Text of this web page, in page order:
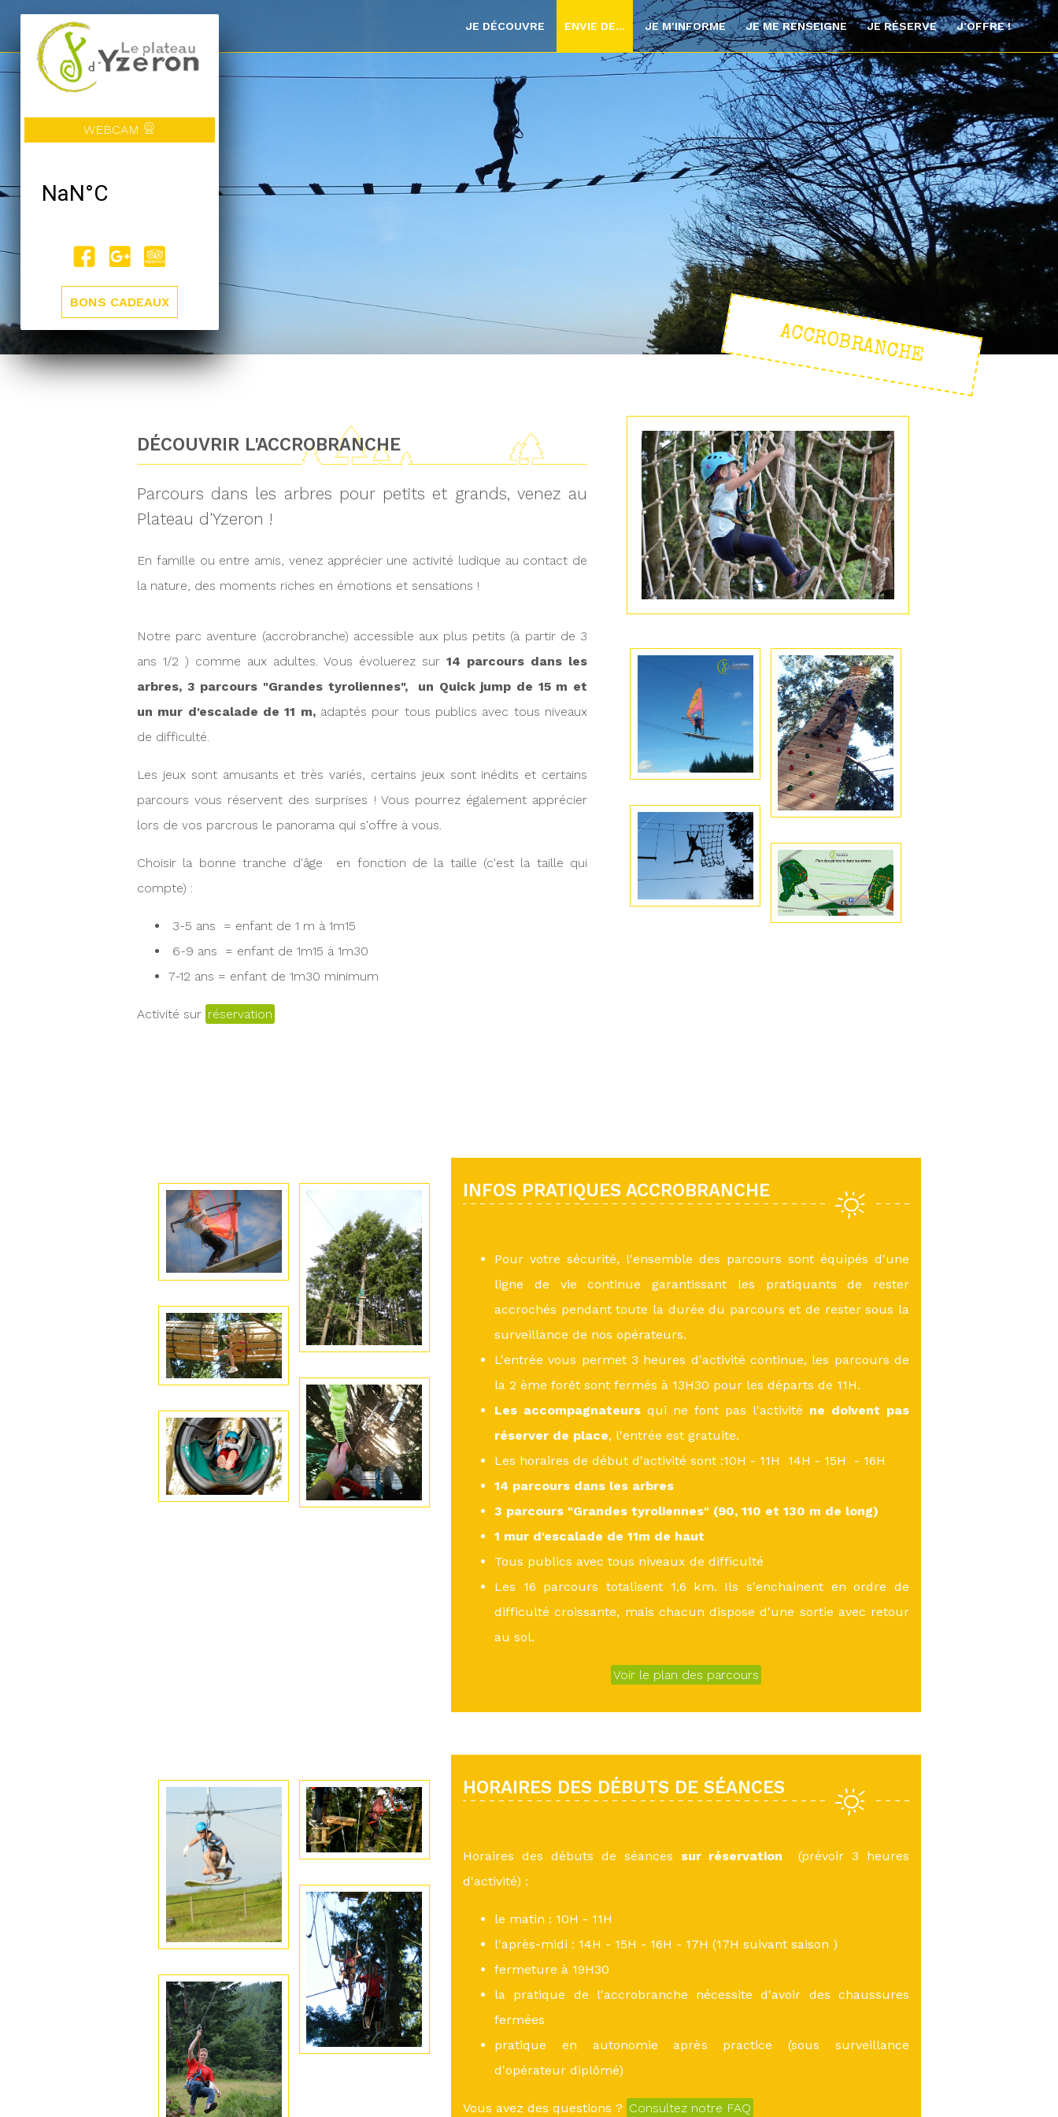
WEBCAM
BONS CADEAUX
JE DÉCOUVRE ENVIE DE... JE M'INFORME JE ME RENSEIGNE JE RÉSERVE J'OFFRE !
ACCROBRANCHE
DÉCOUVRIR L'ACCROBRANCHE
Parcours dans les arbres pour petits et grands, venez au
Plateau d'Yzeron !
En famille ou entre amis, venez apprécier une activité ludique au contact de
la nature, des moments riches en émotions et sensations !
Notre parc aventure (accrobranche) accessible aux plus petits (à partir de 3
ans 1/2 ) comme aux adultes. Vous évoluerez sur 14 parcours dans les
arbres, 3 parcours "Grandes tyroliennes", un Quick jump de 15 m et
un mur d'escalade de 11 m, adaptés pour tous publics avec tous niveaux
de difficulté.
Les jeux sont amusants et très variés, certains jeux sont inédits et certains
parcours vous réservent des surprises ! Vous pourrez également apprécier
lors de vos parcrous le panorama qui s'offre à vous.
Choisir la bonne tranche d'âge en fonction de la taille (c'est la taille qui
compte) :
3-5 ans = enfant de 1 m à 1m15
6-9 ans = enfant de 1m15 à 1m30
7-12 ans = enfant de 1m30 minimum
Activité sur réservation
INFOS PRATIQUES ACCROBRANCHE
Pour votre sécurité, l'ensemble des parcours sont équipés d'une
ligne de vie continue garantissant les pratiquants de rester
accrochés pendant toute la durée du parcours et de rester sous la
surveillance de nos opérateurs.
L'entrée vous permet 3 heures d'activité continue, les parcours de
la 2 ème forêt sont fermés à 13H30 pour les départs de 11H.
Les accompagnateurs qui ne font pas l'activité ne doivent pas
réserver de place, l'entrée est gratuite.
Les horaires de début d'activité sont :10H - 11H 14H - 15H - 16H
14 parcours dans les arbres
3 parcours "Grandes tyroliennes" (90, 110 et 130 m de long)
1 mur d'escalade de 11m de haut
Tous publics avec tous niveaux de difficulté
Les 16 parcours totalisent 1,6 km. Ils s'enchainent en ordre de
difficulté croissante, mais chacun dispose d'une sortie avec retour
au sol.
Voir le plan des parcours
HORAIRES DES DÉBUTS DE SÉANCES
Horaires des débuts de séances sur réservation
(prévoir 3 heures
d'activité) :
le matin : 10H - 11H
l'après-midi : 14H - 15H - 16H - 17H (17H suivant saison )
fermeture à 19H30
la pratique de l'accrobranche nécessite d'avoir des chaussures
fermées
pratique en autonomie après practice (sous surveillance
d'opérateur diplômé)
Vous avez des questions ? Consultez notre FAQ